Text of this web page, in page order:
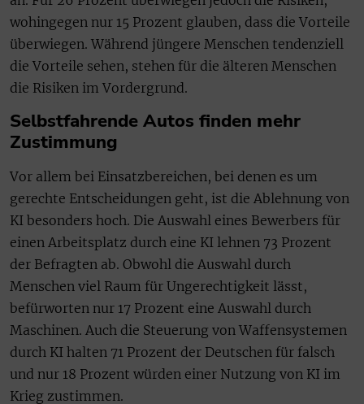
wohingegen nur 15 Prozent glauben, dass die Vorteile
überwiegen. Während jüngere Menschen tendenziell
die Vorteile sehen, stehen für die älteren Menschen
die Risiken im Vordergrund.
Selbstfahrende Autos finden mehr
Zustimmung
Vor allem bei Einsatzbereichen, bei denen es um
gerechte Entscheidungen geht, ist die Ablehnung von
KI besonders hoch. Die Auswahl eines Bewerbers für
einen Arbeitsplatz durch eine KI lehnen 73 Prozent
der Befragten ab. Obwohl die Auswahl durch
Menschen viel Raum für Ungerechtigkeit lässt,
befürworten nur 17 Prozent eine Auswahl durch
Maschinen. Auch die Steuerung von Waffensystemen
durch KI halten 71 Prozent der Deutschen für falsch
und nur 18 Prozent würden einer Nutzung von KI im
Krieg zustimmen.